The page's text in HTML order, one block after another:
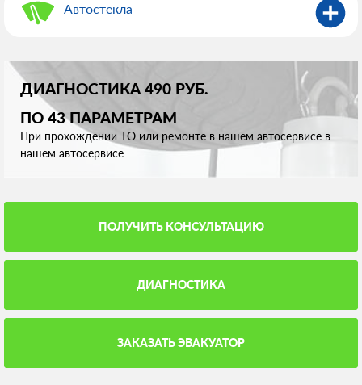
Автостекла
ДИАГНОСТИКА 490 РУБ.
ПО 43 ПАРАМЕТРАМ
При прохождении ТО или ремонте в нашем автосервисе в
нашем автосервисе
ПОЛУЧИТЬ КОНСУЛЬТАЦИЮ
ДИАГНОСТИКА
ЗАКАЗАТЬ ЭВАКУАТОР